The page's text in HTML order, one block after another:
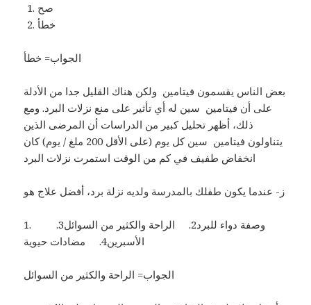
صح
خطأ
الجواب= خطأ
بعض الناس يقسمون فيتامين ولكن هناك القليل جدا من الأدلة
على أن فيتامين سين له أي تأثير على منع نزلات البرد. ومع
ذلك، أظهر تحليل كبير من الدراسات أن المرضى الذين
يتناولون فيتامين سين كل يوم (على الأقل 200 ملغ / يوم) كان
انخفاض طفيف في كم من الوقت استمرت نزلات البرد
ز- عندما يكون طفلك بالمدرسة ولديه نزلة برد، أفضل علاج هو
1. وصفة دواء للبرد2. الراحة والكثير من السوائل3.
الأسبرين4. مضادات حيوية
الجواب= الراحة والكثير من السوائل